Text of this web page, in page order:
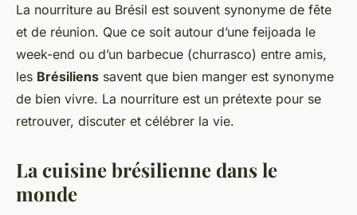
La nourriture au Brésil est souvent synonyme de fête
et de réunion. Que ce soit autour d’une feijoada le
week-end ou d’un barbecue (churrasco) entre amis,
les Brésiliens savent que bien manger est synonyme
de bien vivre. La nourriture est un prétexte pour se
retrouver, discuter et célébrer la vie.
La cuisine brésilienne dans le
monde